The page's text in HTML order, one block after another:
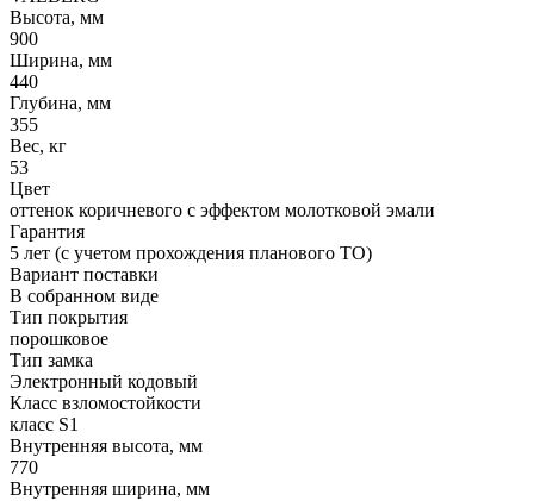
Высота, мм
900
Ширина, мм
440
Глубина, мм
355
Вес, кг
53
Цвет
оттенок коричневого с эффектом молотковой эмали
Гарантия
5 лет (с учетом прохождения планового ТО)
Вариант поставки
В собранном виде
Тип покрытия
порошковое
Тип замка
Электронный кодовый
Класс взломостойкости
класс S1
Внутренняя высота, мм
770
Внутренняя ширина, мм